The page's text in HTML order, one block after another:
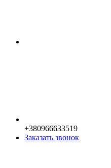
+380966633519
Заказать звонок